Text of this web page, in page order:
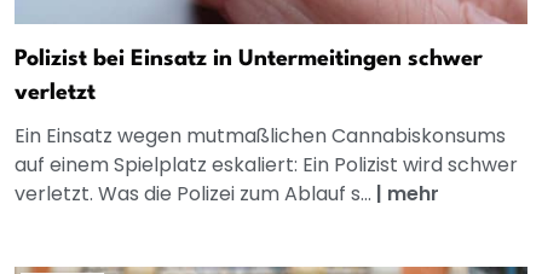
Polizist bei Einsatz in Untermeitingen schwer
verletzt
Ein Einsatz wegen mutmaßlichen Cannabiskonsums
auf einem Spielplatz eskaliert: Ein Polizist wird schwer
verletzt. Was die Polizei zum Ablauf s... | mehr